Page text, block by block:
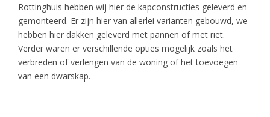
Rottinghuis hebben wij hier de kapconstructies geleverd en
gemonteerd. Er zijn hier van allerlei varianten gebouwd, we
hebben hier dakken geleverd met pannen of met riet.
Verder waren er verschillende opties mogelijk zoals het
verbreden of verlengen van de woning of het toevoegen
van een dwarskap.